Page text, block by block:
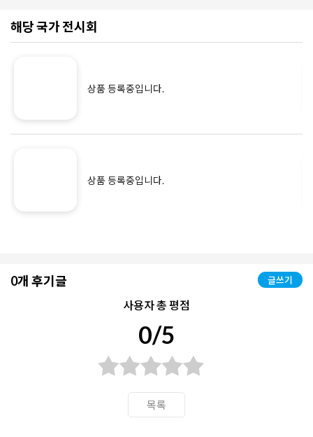
해당 국가 전시회
상품 등록중입니다.
상품 등록중입니다.
0개 후기글 글쓰기
사용자 총 평점
0/5
목록